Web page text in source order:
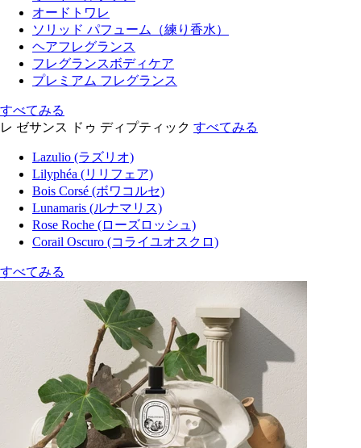
オードトワレ
ソリッド パフューム（練り香水）
ヘアフレグランス
フレグランスボディケア
プレミアム フレグランス
すべてみる
レ ゼサンス ドゥ ディプティック すべてみる
Lazulio (ラズリオ)
Lilyphéa (リリフェア)
Bois Corsé (ボワコルセ)
Lunamaris (ルナマリス)
Rose Roche (ローズロッシュ)
Corail Oscuro (コライユオスクロ)
すべてみる